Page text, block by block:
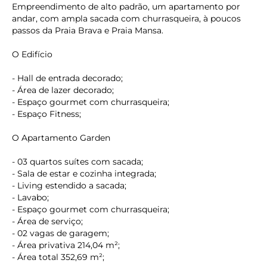
keyboard_backspace
Empreendimento de alto padrão, um apartamento por
andar, com ampla sacada com churrasqueira, à poucos
passos da Praia Brava e Praia Mansa.
O Edifício
- Hall de entrada decorado;
- Área de lazer decorado;
- Espaço gourmet com churrasqueira;
- Espaço Fitness;
O Apartamento Garden
- 03 quartos suítes com sacada;
- Sala de estar e cozinha integrada;
- Living estendido a sacada;
- Lavabo;
- Espaço gourmet com churrasqueira;
- Área de serviço;
- 02 vagas de garagem;
- Área privativa 214,04 m²;
- Área total 352,69 m²;